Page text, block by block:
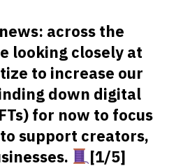
across the
looking closely at
to increase our
down digital
for now to focus
support creators,
[1/5]